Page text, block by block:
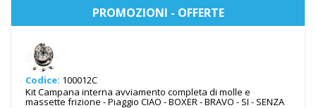
PROMOZIONI - OFFERTE
Codice: 100012C
Kit Campana interna avviamento completa di molle e
massette frizione - Piaggio CIAO - BOXER - BRAVO - SI - SENZA